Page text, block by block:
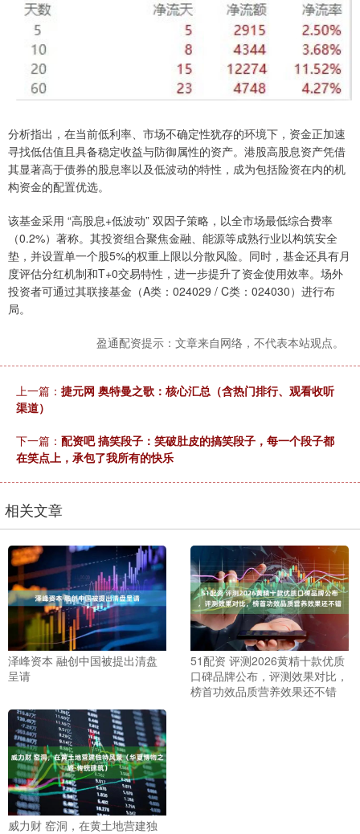
分析指出，在当前低利率、市场不确定性犹存的环境下，资金正加速
寻找低估值且具备稳定收益与防御属性的资产。港股高股息资产凭借
其显著高于债券的股息率以及低波动的特性，成为包括险资在内的机
构资金的配置优选。
该基金采用 “高股息+低波动” 双因子策略，以全市场最低综合费率
（0.2%）著称。其投资组合聚焦金融、能源等成熟行业以构筑安全
垫，并设置单一个股5%的权重上限以分散风险。同时，基金还具有月
度评估分红机制和T+0交易特性，进一步提升了资金使用效率。场外
投资者可通过其联接基金（A类：024029 / C类：024030）进行布
局。
盈通配资提示：文章来自网络，不代表本站观点。
上一篇： 捷元网 奥特曼之歌：核心汇总（含热门排行、观看收听
渠道）
下一篇： 配资吧 搞笑段子：笑破肚皮的搞笑段子，每一个段子都
在笑点上，承包了我所有的快乐
相关文章
泽峰资本 融创中国被提出清盘
呈请
51配资 评测2026黄精十款优质
口碑品牌公布，评测效果对比，
榜首功效品质营养效果还不错
威力财 窑洞，在黄土地营建独